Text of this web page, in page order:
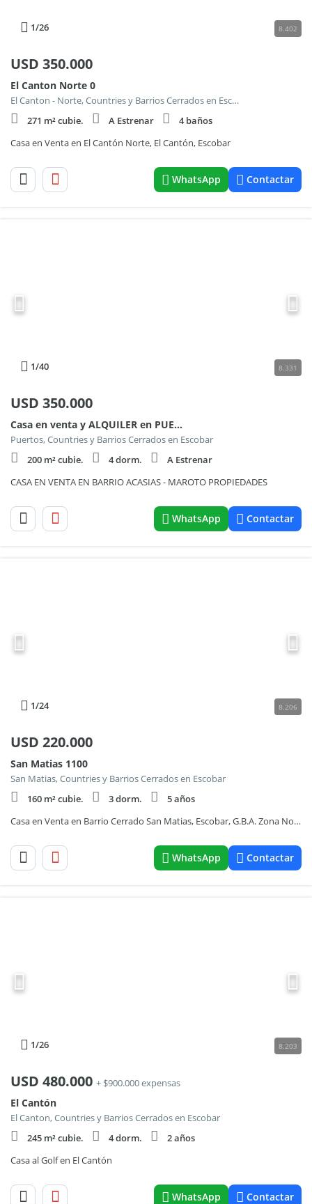
1/26 8.402
USD 350.000
El Canton Norte 0
El Canton - Norte, Countries y Barrios Cerrados en Escobar
271 m² cubie.
A Estrenar
4 baños
Casa en Venta en El Cantón Norte, El Cantón, Escobar
WhatsApp Contactar
1/40 8.331
USD 350.000
Casa en venta y ALQUILER en PUERTOS - ACACIAS – MAROTO PROPIEDADES
Puertos, Countries y Barrios Cerrados en Escobar
200 m² cubie.
4 dorm.
A Estrenar
CASA EN VENTA EN BARRIO ACASIAS - MAROTO PROPIEDADES
WhatsApp Contactar
1/24 8.206
USD 220.000
San Matias 1100
San Matias, Countries y Barrios Cerrados en Escobar
160 m² cubie.
3 dorm.
5 años
Casa en Venta en Barrio Cerrado San Matias, Escobar, G.B.A. Zona Norte
WhatsApp Contactar
1/26 8.203
USD 480.000 + $900.000 expensas
El Cantón
El Canton, Countries y Barrios Cerrados en Escobar
245 m² cubie.
4 dorm.
2 años
Casa al Golf en El Cantón
WhatsApp Contactar